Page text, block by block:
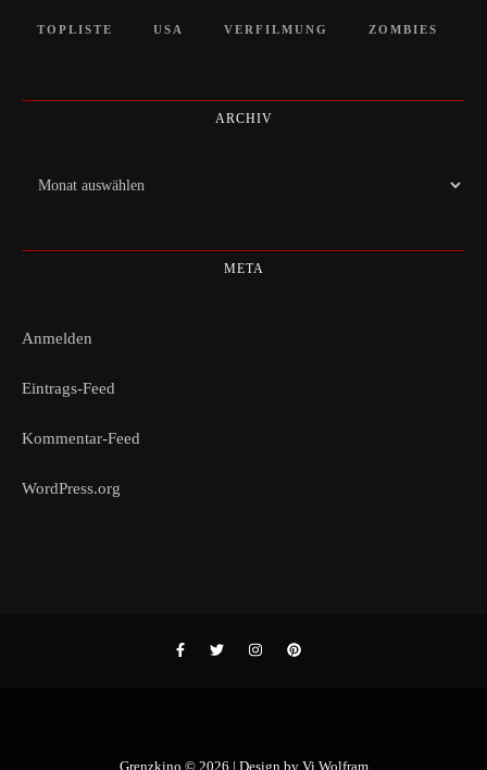
TOPLISTE USA VERFILMUNG ZOMBIES
ARCHIV
Archiv
META
Anmelden
Eintrags-Feed
Kommentar-Feed
WordPress.org
Grenzkino © 2026 | Design by Vi Wolfram